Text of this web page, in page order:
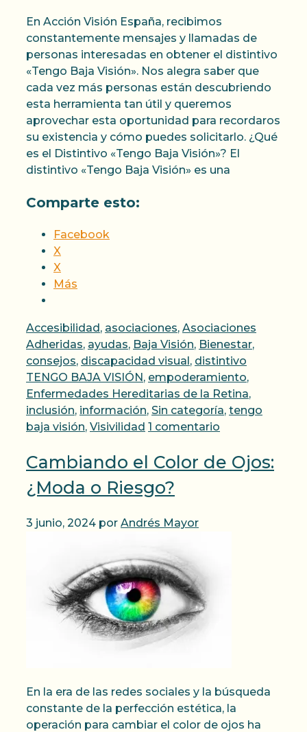
En Acción Visión España, recibimos
constantemente mensajes y llamadas de
personas interesadas en obtener el distintivo
«Tengo Baja Visión». Nos alegra saber que
cada vez más personas están descubriendo
esta herramienta tan útil y queremos
aprovechar esta oportunidad para recordaros
su existencia y cómo puedes solicitarlo. ¿Qué
es el Distintivo «Tengo Baja Visión»? El
distintivo «Tengo Baja Visión» es una
Comparte esto:
Facebook
X
X
Más
Categorías
Accesibilidad , asociaciones, Asociaciones
Adheridas, ayudas, Baja Visión, Bienestar,
consejos, discapacidad visual , distintivo
TENGO BAJA VISIÓN , empoderamiento,
Enfermedades Hereditarias de la Retina,
inclusión, información, Sin categoría, tengo
baja visión, Visivilidad 1 comentario
Cambiando el Color de Ojos:
¿Moda o Riesgo?
3 junio, 2024 por Andrés Mayor
En la era de las redes sociales y la búsqueda
constante de la perfección estética, la
operación para cambiar el color de ojos ha